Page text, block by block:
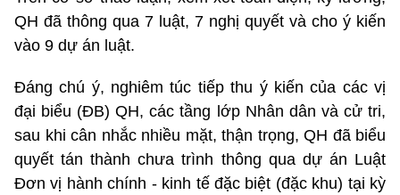
QH đã thông qua 7 luật, 7 nghị quyết và cho ý kiến
vào 9 dự án luật.
Đáng chú ý, nghiêm túc tiếp thu ý kiến của các vị
đại biểu (ĐB) QH, các tầng lớp Nhân dân và cử tri,
sau khi cân nhắc nhiều mặt, thận trọng, QH đã biểu
quyết tán thành chưa trình thông qua dự án Luật
Đơn vị hành chính - kinh tế đặc biệt (đặc khu) tại kỳ